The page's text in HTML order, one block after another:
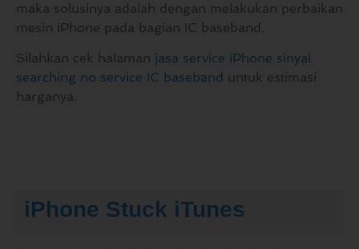
maka solusinya adalah dengan melakukan perbaikan
mesin iPhone pada bagian IC baseband.
Silahkan cek halaman jasa service iPhone sinyal
searching no service IC baseband untuk estimasi
harganya.
iPhone Stuck iTunes